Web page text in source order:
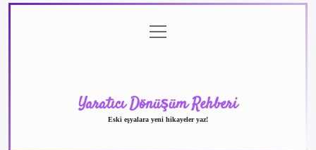
menüyü
aç
Yaratıcı Dönüşüm Rehberi
Eski eşyalara yeni hikayeler yaz!